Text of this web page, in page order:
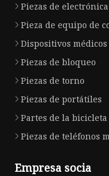
Piezas de
Pieza de equipo de
Dispositivos
Piezas de bloqueo
Piezas de torno
Piezas de portátiles
Partes de la bicicleta
Piezas de teléfonos
Empresa socia